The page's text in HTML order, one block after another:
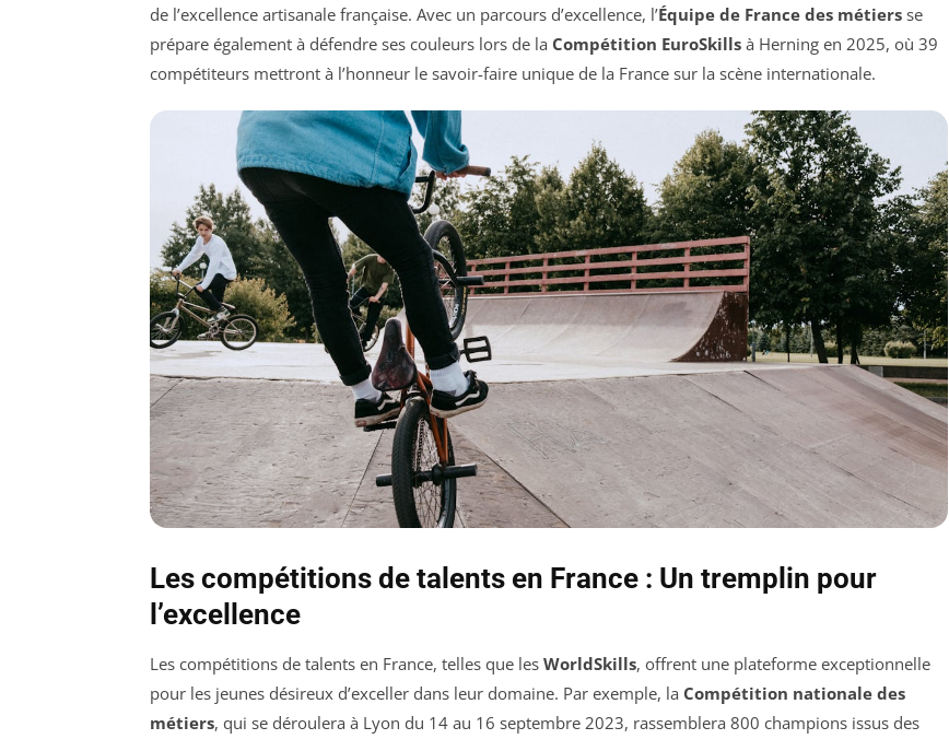
de l’excellence artisanale française. Avec un parcours d’excellence, l’Équipe de France des métiers se
prépare également à défendre ses couleurs lors de la Compétition EuroSkills à Herning en 2025, où 39
compétiteurs mettront à l’honneur le savoir-faire unique de la France sur la scène internationale.
Les compétitions de talents en France : Un tremplin pour
l’excellence
Les compétitions de talents en France, telles que les WorldSkills, offrent une plateforme exceptionnelle
pour les jeunes désireux d’exceller dans leur domaine. Par exemple, la Compétition nationale des
métiers, qui se déroulera à Lyon du 14 au 16 septembre 2023, rassemblera 800 champions issus des